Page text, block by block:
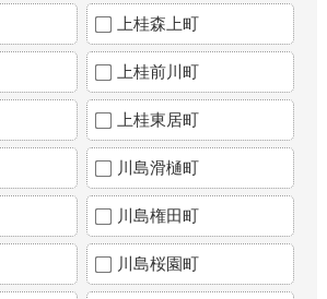
上桂森上町
上桂前川町
上桂東居町
川島滑樋町
川島権田町
川島桜園町